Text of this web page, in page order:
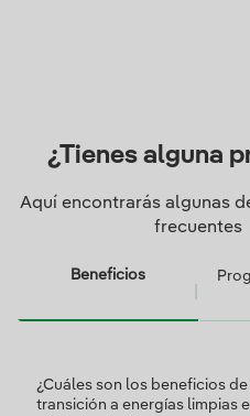
¿Tienes alguna
Aquí encontrarás algunas
frecuentes
Beneficios
¿Cuáles son los beneficios de
transición a energías limpias